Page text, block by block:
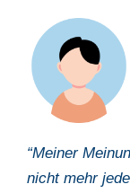
“Meiner
nicht mehr